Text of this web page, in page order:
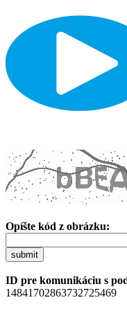
Opíšte kód z obrázku:
submit
ID pre komunikáciu s
14841702863732725469